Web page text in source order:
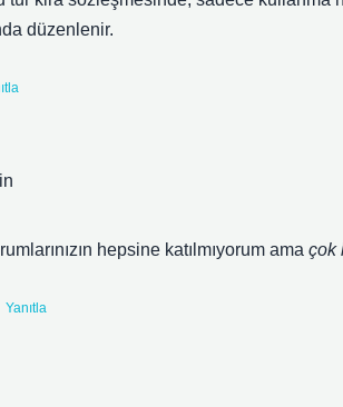
düzenlenir.
hepsine katılmıyorum ama çok
Yanıtla